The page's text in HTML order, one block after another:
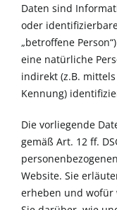
Daten sind
oder
„betroffene
eine natürliche
indirekt (z.B.
Kennung)
Die vorliegende
gemäß Art. 12 ff.
Website. Sie
erheben und wofür